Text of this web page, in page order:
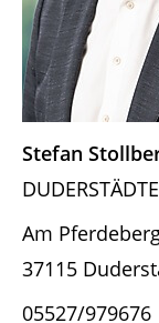
Stefan
Am
37115
05527/979676